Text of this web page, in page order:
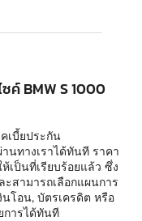
ค์ BMW S 1000
เบี้ยประกัน
นทางเราได้ทันที ราคา
เป็นที่เรียบร้อยแล้ว ซึ่ง
สามารถเลือกแผนการ
นโอน, บัตรเครดิต หรือ
การได้ทันที